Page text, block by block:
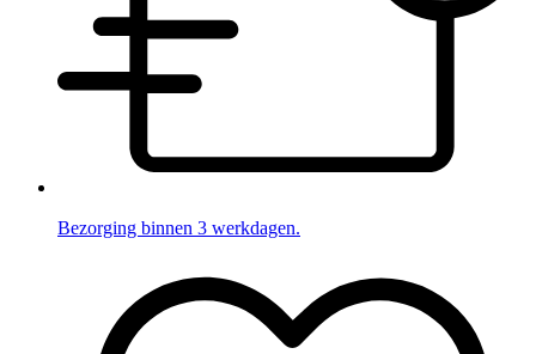
Bezorging binnen 3 werkdagen.